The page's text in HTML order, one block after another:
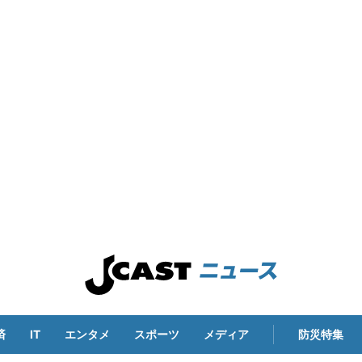
IT エンタメ スポーツ メディア 防災特集